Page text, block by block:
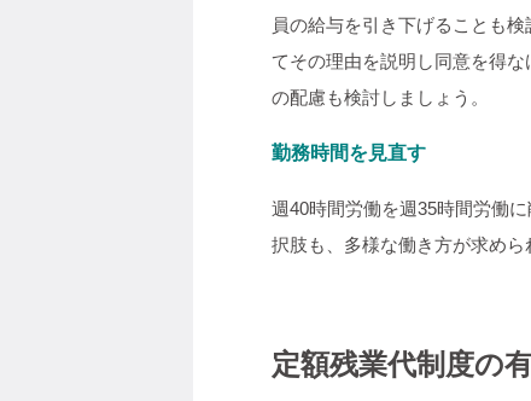
員の給与を引き下げることも
てその理由を説明し同意を得
の配慮も検討しましょう。
勤務時間を見直す
週40時間労働を週35時間労働
択肢も、多様な働き方が求めら
定額残業代制度の